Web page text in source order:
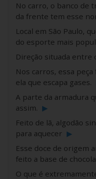
No carro, o banco de
da frente tem esse
Local em São Paulo,
do esporte mais
Direção situada entre
Nos carros, essa
ela que escapa gases.
A parte da armadura
assim. ▶
Feito de lã, algodão
para aquecer ▶
Esse doce de origem
feito a base de
O que é